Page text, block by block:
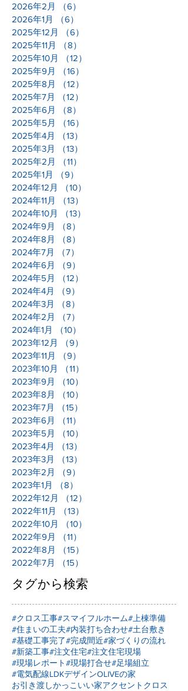
2026年2月
（6）
2026年1月
（6）
2025年12月
（6）
2025年11月
（8）
2025年10月
（12）
2025年9月
（16）
2025年8月
（12）
2025年7月
（12）
2025年6月
（8）
2025年5月
（16）
2025年4月
（13）
2025年3月
（13）
2025年2月
（11）
2025年1月
（9）
2024年12月
（10）
2024年11月
（13）
2024年10月
（13）
2024年9月
（8）
2024年8月
（8）
2024年7月
（7）
2024年6月
（9）
2024年5月
（12）
2024年4月
（9）
2024年3月
（8）
2024年2月
（7）
2024年1月
（10）
2023年12月
（9）
2023年11月
（9）
2023年10月
（11）
2023年9月
（10）
2023年8月
（10）
2023年7月
（15）
2023年6月
（11）
2023年5月
（10）
2023年4月
（13）
2023年3月
（13）
2023年2月
（9）
2023年1月
（8）
2022年12月
（12）
2022年11月
（13）
2022年10月
（10）
2022年9月
（11）
2022年8月
（15）
2022年7月
（15）
タグから検索
#クロス工事#スマイフルホーム#上棟準備
#住まいの工夫#内装打ち合わせ#土台敷き
#基礎工事完了#完成間近#家づくりの流れ
#新築工事#注文住宅#注文住宅現場
#現場レポート#現場打合せ#足場組立
#電気配線LDKデザインOLIVEの家
お引き渡しかっこいい家アクセントクロス